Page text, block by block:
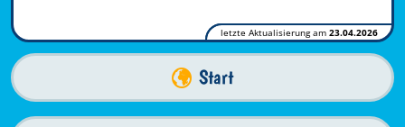
letzte Aktualisierung am 23.04.2026
Start